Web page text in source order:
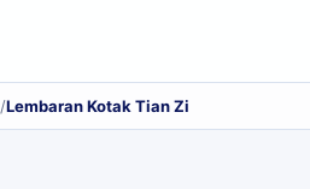
/Lembaran Kotak Tian Zi